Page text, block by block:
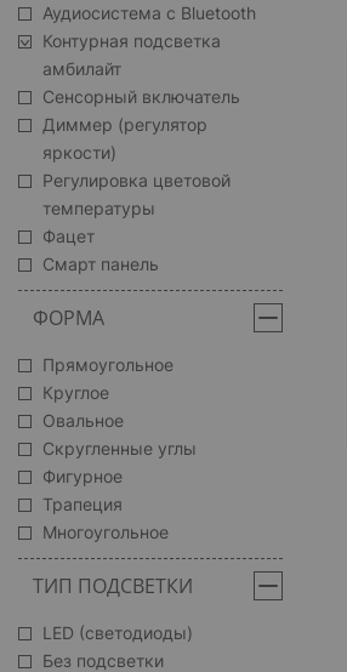
Аудиосистема с Bluetooth
Контурная подсветка
амбилайт
Сенсорный включатель
Диммер (регулятор
яркости)
Регулировка цветовой
температуры
Фацет
Смарт панель
ФОРМА
Прямоугольное
Круглое
Овальное
Скругленные углы
Фигурное
Трапеция
Многоугольное
ТИП ПОДСВЕТКИ
LED (светодиоды)
Без подсветки